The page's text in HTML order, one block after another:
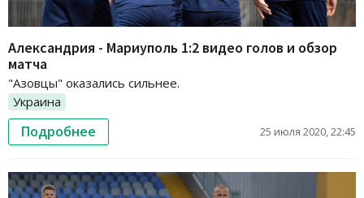
Александрия - Мариуполь 1:2 видео голов и обзор
матча
"Азовцы" оказались сильнее.
Украина
Подробнее 25 июля 2020, 22:45